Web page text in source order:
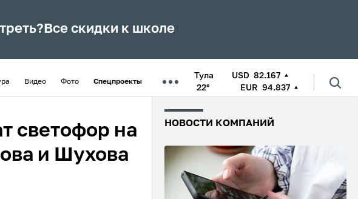
Все скидки к школе
Видео Фото Спецпроекты
Тула
22°
USD 82.167
EUR 94.837
светофор на
и Шухова
НОВОСТИ КОМПАНИЙ